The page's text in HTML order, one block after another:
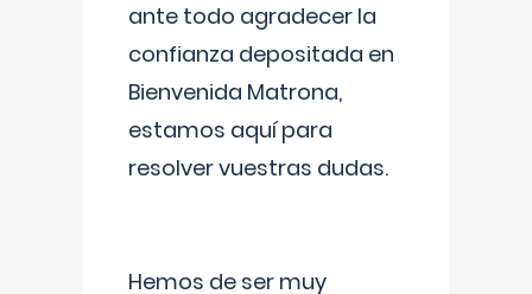
ante todo agradecer la
confianza depositada en
Bienvenida Matrona,
estamos aquí para
resolver vuestras dudas.
Hemos de ser muy